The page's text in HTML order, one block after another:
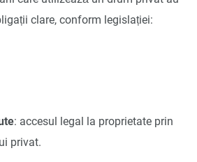
clare, conform legislației:
: accesul legal la proprietate prin
privat.